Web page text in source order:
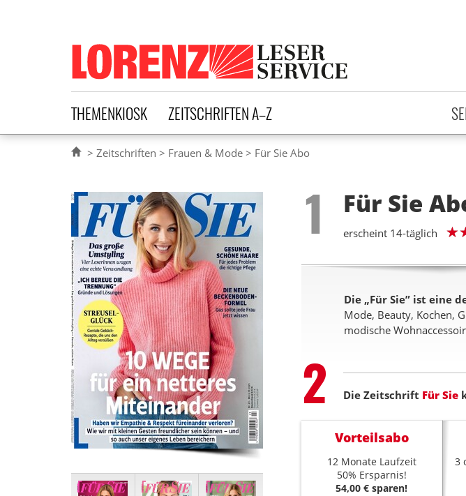
Lorenz Leserservice
THEMENKIOSK ZEITSCHRIFTEN A–Z
Zeitschriften Frauen & Mode Für Sie Abo
Step
1 Für Sie
erscheint 14-täglich
Die „Für Sie” ist eine
Mode, Beauty, Kochen,
modische
Step
2 Die Zeitschrift Für Sie
Vorteilsabo
12 Monate Laufzeit
50% Ersparnis!
54,00 € sparen!
3